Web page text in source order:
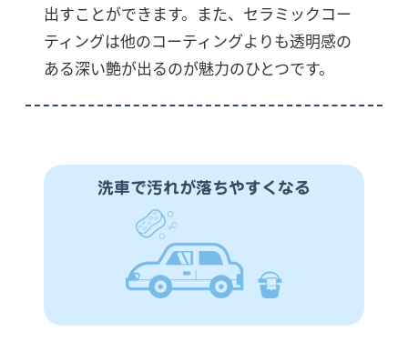
出すことができます。また、セラミックコー
ティングは他のコーティングよりも透明感の
ある深い艶が出るのが魅力のひとつです。
洗車で汚れが落ちやすくなる